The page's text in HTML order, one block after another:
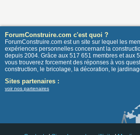
ForumConstruire.com c'est quoi ?
ForumConstruire.com est un site sur lequel les
expériences personnelles concernant la
depuis 2004. Grâce aux 517 651 membres et aux
vous trouverez forcement des réponses à vos
construction, le bricolage, la décoration, le
Sites partenaires :
voir nos partenaires